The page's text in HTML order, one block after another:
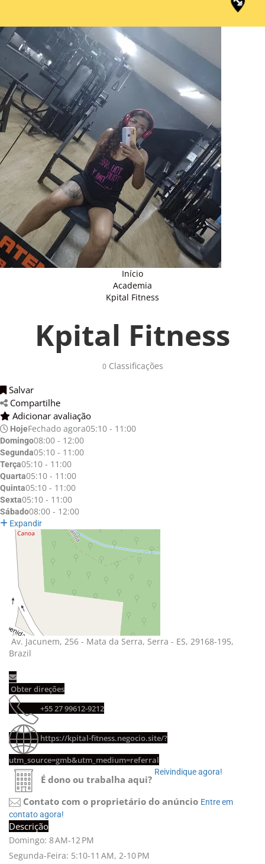
Início
Academia
Kpital Fitness
Kpital Fitness
0Classificações
Salvar
Compartilhe
Adicionar avaliação
HojeFechado agora05:10 - 11:00
Domingo08:00 - 12:00
Segunda05:10 - 11:00
Terça05:10 - 11:00
Quarta05:10 - 11:00
Quinta05:10 - 11:00
Sexta05:10 - 11:00
Sábado08:00 - 12:00
Expandir
Av. Jacunem, 256 - Mata da Serra, Serra - ES, 29168-195,
Brazil
Obter direções
+55 27 99612-9212
https://kpital-fitness.negocio.site/?
utm_source=gmb&utm_medium=referral
É dono ou trabalha aqui?
Reivindique agora!
Contato com o proprietário do anúncio Entre em
contato agora!
Descrição
Domingo: 8 AM-12 PM
Segunda-Feira: 5:10-11 AM, 2-10 PM